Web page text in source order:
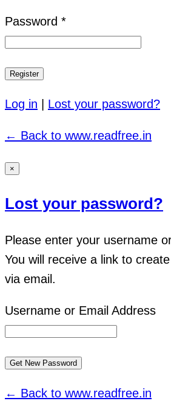
Password *
Log in Lost your password?
← Back to www.readfree.in
×
Lost your password?
Please enter your username
You will receive a link to
via email.
Username or Email Address
← Back to www.readfree.in